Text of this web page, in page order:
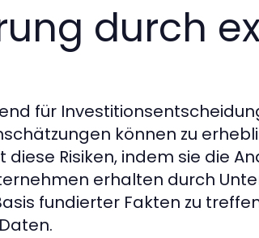
durch
für
können zu
Risiken, indem sie die
erhalten durch
fundierter Fakten zu